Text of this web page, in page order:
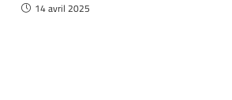
14 avril 2025